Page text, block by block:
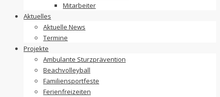
Mitarbeiter
Aktuelles
Aktuelle News
Termine
Projekte
Ambulante Sturzprävention
Beachvolleyball
Familiensportfeste
Ferienfreizeiten